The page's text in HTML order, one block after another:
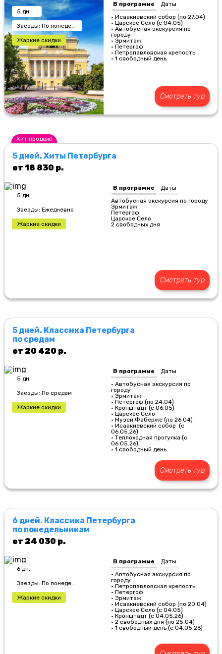
5 дн.
Заезды: По понедельникам
Жаркие скидки
В программе
Даты
• Исаакиевский собор (по 27.04)
• Царское Село (с 04.05)
• Автобусная экскурсия по
городу
• Эрмитаж
• Петергоф
• Петропавловская крепость
• 1 свободный день
Смотреть тур
Хит продаж!
5 дней. Хиты Петербурга
от 18 830 р.
5 дн.
Заезды: Ежедневно
Жаркие скидки
В программе
Даты
Автобусная экскурсия по городу
Эрмитаж
Петергоф
Царское Село
2 свободных дня
Смотреть тур
5 дней. Классика Петербурга
по средам
от 20 420 р.
5 дн.
Заезды: По средам
Жаркие скидки
В программе
Даты
• Автобусная экскурсия по
городу
• Эрмитаж
• Петергоф (по 24.04)
• Кронштадт (с 06.05)
• Царское Село
• Музей Фаберже (по 26.04)
• Исаакиевский собор (с
06.05.26)
• Теплоходная прогулка (с
06.05.26)
• 1 свободный день
Смотреть тур
6 дней. Классика Петербурга
по понедельникам
от 24 030 р.
6 дн.
Заезды: По понедельникам
Жаркие скидки
В программе
Даты
• Автобусная экскурсия по
городу
• Петропавловская крепость
• Петергоф
• Эрмитаж
• Исаакиевский собор (по 20.04)
• Царское Село (с 04.05)
• Кронштадт (с 04.05.26)
• 2 свободных дня (по 25.04)
• 1 свободный день (с 04.05.26)